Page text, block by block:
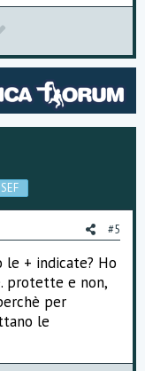
o
w
n
o
t
e #5
le + indicate? Ho
protette e non,
per
le